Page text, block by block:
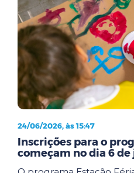
24/06/2026, às 15:47
Inscrições para o
começam no dia 6